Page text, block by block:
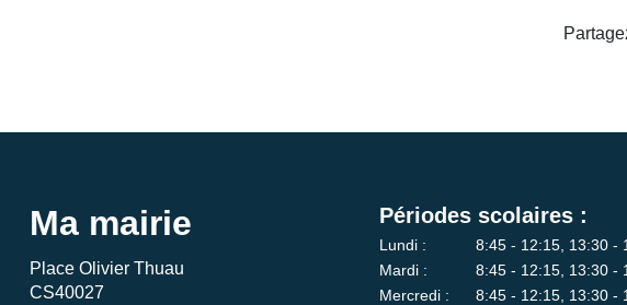
Ma mairie
Place Olivier Thuau
CS40027
Périodes scolaires :
Lundi :
8:45 - 12:15, 13:30 -
Mardi :
8:45 - 12:15, 13:30 -
Mercredi :
8:45 - 12:15, 13:30 -